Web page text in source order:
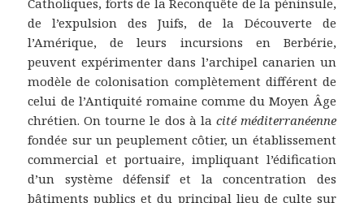
Catholiques, forts de la Reconquête de la péninsule,
de l’expulsion des Juifs, de la Découverte de
l’Amérique, de leurs incursions en Berbérie,
peuvent expérimenter dans l’archipel canarien un
modèle de colonisation complètement différent de
celui de l’Antiquité romaine comme du Moyen Âge
chrétien. On tourne le dos à la cité méditerranéenne
fondée sur un peuplement côtier, un établissement
commercial et portuaire, impliquant l’édification
d’un système défensif et la concentration des
bâtiments publics et du principal lieu de culte sur